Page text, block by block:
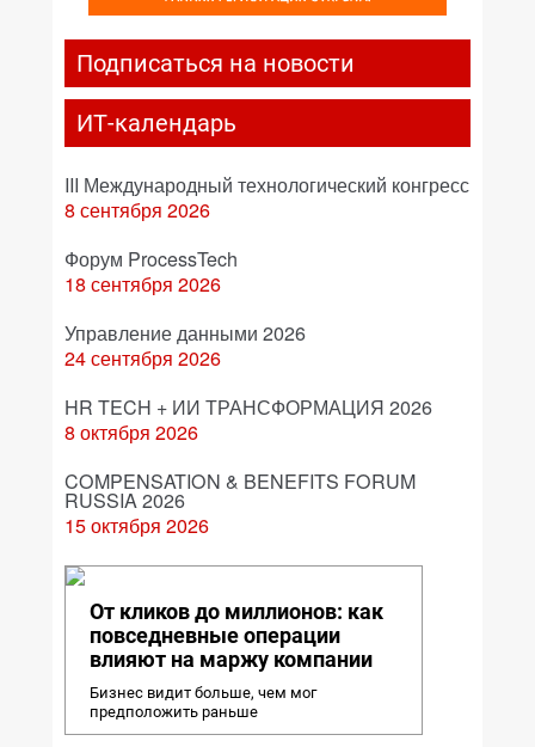
Подписаться на новости
ИТ-календарь
III Международный технологический конгресс
8 сентября 2026
Форум ProcessTech
18 сентября 2026
Управление данными 2026
24 сентября 2026
HR TECH + ИИ ТРАНСФОРМАЦИЯ 2026
8 октября 2026
COMPENSATION & BENEFITS FORUM
RUSSIA 2026
15 октября 2026
От кликов до миллионов: как
повседневные операции
влияют на маржу компании
Бизнес видит больше, чем мог
предположить раньше